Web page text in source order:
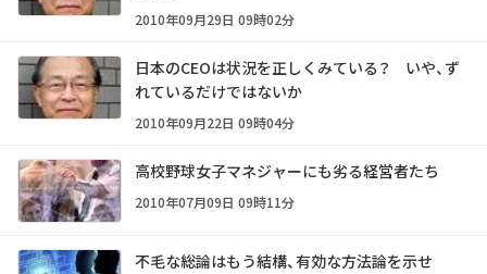
2010年09月29日 09時02分
日本のCEOは状況を正しくみている？ いや、ず
れているだけではないか
2010年09月22日 09時04分
高校野球女子マネジャーにも劣る経営者たち
2010年07月09日 09時11分
不毛な総論はもう結構、有効な方法論を示せ